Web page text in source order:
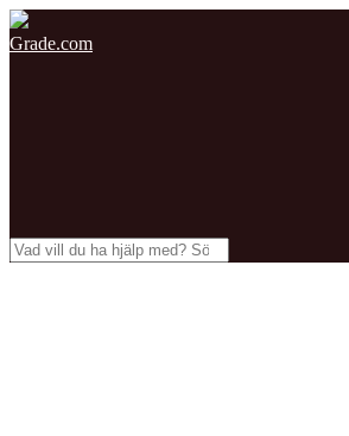
Grade.com